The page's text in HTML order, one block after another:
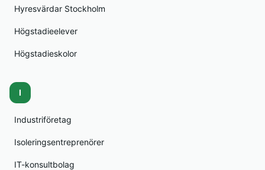
Hyresvärdar Stockholm
Högstadieelever
Högstadieskolor
I
Industriföretag
Isoleringsentreprenörer
IT-konsultbolag